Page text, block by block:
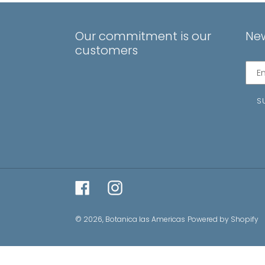
Our commitment is our
customers
FacebookInstagram
© 2026, Botanica las Americas Powered by Shopify